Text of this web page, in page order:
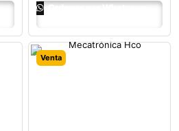
Ordenar por Whatsapp
Venta